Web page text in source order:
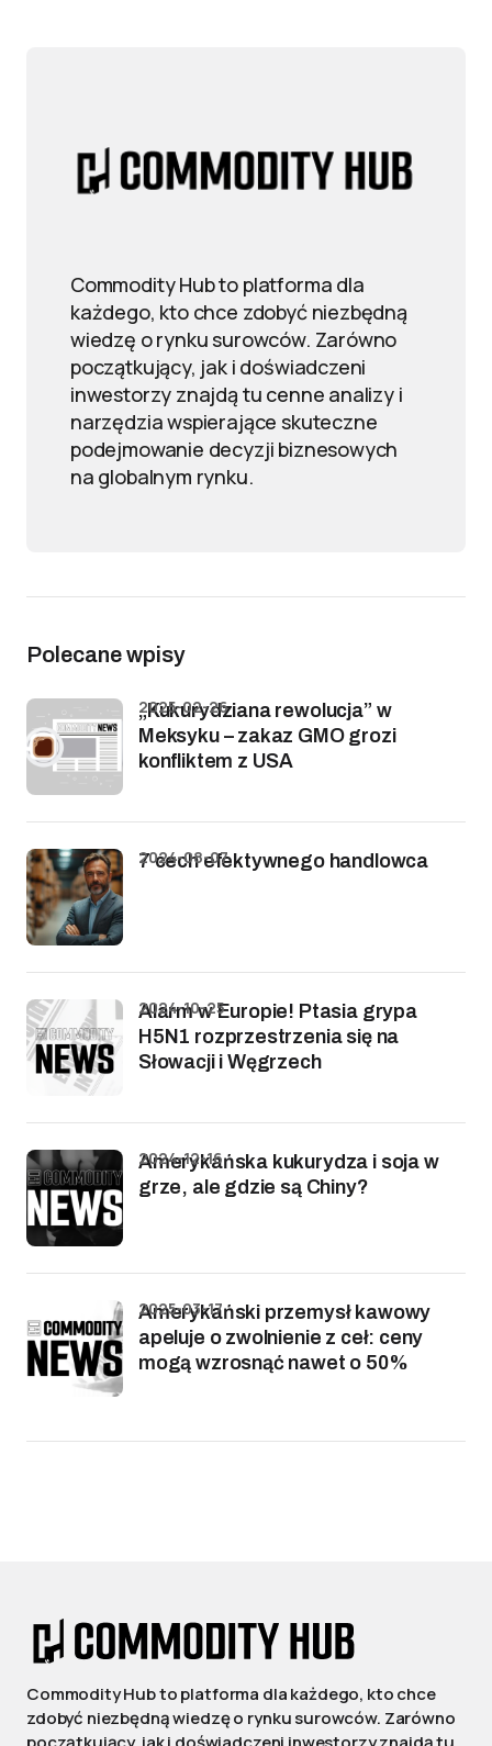
Commodity Hub to platforma dla
każdego, kto chce zdobyć niezbędną
wiedzę o rynku surowców. Zarówno
początkujący, jak i doświadczeni
inwestorzy znajdą tu cenne analizy i
narzędzia wspierające skuteczne
podejmowanie decyzji biznesowych
na globalnym rynku.
Polecane wpisy
„Kukurydziana rewolucja” w
Meksyku – zakaz GMO grozi
konfliktem z USA
2025-02-26
7 cech efektywnego handlowca
2024-08-07
Alarm w Europie! Ptasia grypa
H5N1 rozprzestrzenia się na
Słowacji i Węgrzech
2024-10-25
Amerykańska kukurydza i soja w
grze, ale gdzie są Chiny?
2024-12-16
Amerykański przemysł kawowy
apeluje o zwolnienie z ceł: ceny
mogą wzrosnąć nawet o 50%
2025-03-17
Commodity Hub to platforma dla każdego, kto chce
zdobyć niezbędną wiedzę o rynku surowców. Zarówno